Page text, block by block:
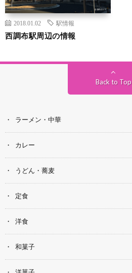
2018.01.02 駅情報
西調布駅周辺の情報
Back to Top
ラーメン・中華
カレー
うどん・蕎麦
定食
洋食
和菓子